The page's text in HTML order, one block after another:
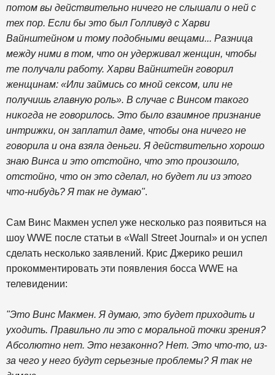
потом вы действительно ничего не слышали о ней с
тех пор. Если бы это был Голливуд с Харви
Вайнштейном и тому подобными вещами... Разница
между ними в том, что он удерживал женщин, чтобы
те получали работу. Харви Вайнштейн говорил
женщинам: «Или займись со мной сексом, или не
получишь главную роль». В случае с Винсом такого
никогда не говорилось. Это было взаимное признание
интрижки, он заплатил даме, чтобы она ничего не
говорила и она взяла деньги. Я действительно хорошо
знаю Винса и это отстойно, что это произошло,
отстойно, что он это сделал, но будет ли из этого
что-нибудь? Я так не думаю".
Сам Винс Макмен успел уже несколько раз появиться на
шоу WWE после статьи в «Wall Street Journal» и он успел
сделать несколько заявлений. Крис Джерико решил
прокомментировать эти появления босса WWE на
телевидении:
"Это Винс Макмен. Я думаю, это будет приходить и
уходить. Правильно ли это с моральной точки зрения?
Абсолютно нет. Это незаконно? Нет. Это что-то, из-
за чего у него будут серьезные проблемы? Я так не